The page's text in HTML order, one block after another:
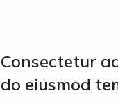
Consectetur
do eiusmod